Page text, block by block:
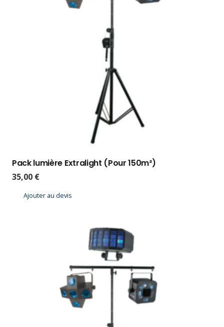
Pack lumière Extralight (Pour 150m²)
35,00 €
Ajouter au devis